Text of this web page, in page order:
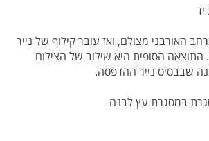
האורבני מצולם, ואז עובר קילוף של נייר
התוצאה הסופית היא שילוב של הצילום
שבבסיס נייר ההדפסה.
במסגרת עץ לבנה